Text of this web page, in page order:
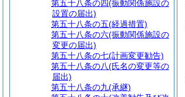
第五十八条の四(振動関係施設の
設置の届出)
第五十八条の五(経過措置)
第五十八条の六(振動関係施設の
変更の届出)
第五十八条の七(計画変更勧告)
第五十八条の八(氏名の変更等の
届出)
第五十八条の九(承継)